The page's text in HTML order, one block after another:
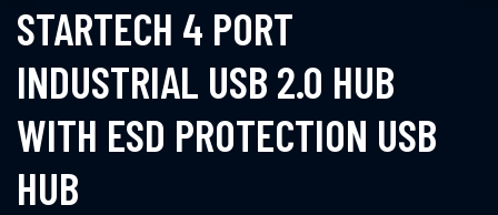
STARTECH 4 PORT
INDUSTRIAL USB 2.0 HUB
WITH ESD PROTECTION USB
HUB